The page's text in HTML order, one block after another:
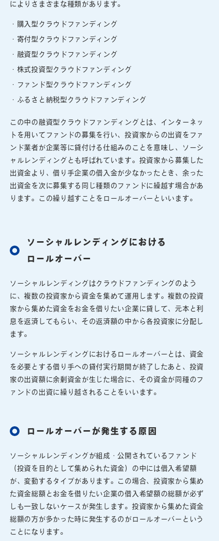
によりさまざまな種類があります。
・購入型クラウドファンディング
・寄付型クラウドファンディング
・融資型クラウドファンディング
・株式投資型クラウドファンディング
・ファンド型クラウドファンディング
・ふるさと納税型クラウドファンディング
この中の融資型クラウドファンディングとは、インターネッ
トを用いてファンドの募集を行い、投資家からの出資をファ
ンド業者が企業等に貸付ける仕組みのことを意味し、ソーシ
ャルレンディングとも呼ばれています。投資家から募集した
出資金より、借り手企業の借入金が少なかったとき、余った
出資金を次に募集する同じ種類のファンドに繰越す場合があ
ります。この繰り越すことをロールオーバーといいます。
ソーシャルレンディングにおける
ロールオーバー
ソーシャルレンディングはクラウドファンディングのよう
に、複数の投資家から資金を集めて運用します。複数の投資
家から集めた資金をお金を借りたい企業に貸して、元本と利
息を返済してもらい、その返済額の中から各投資家に分配し
ます。
ソーシャルレンディングにおけるロールオーバーとは、資金
を必要とする借り手への貸付実行期間が終了したあと、投資
家の出資額に余剰資金が生じた場合に、その資金が同種のフ
ァンドの出資に繰り越されることをいいます。
ロールオーバーが発生する原因
ソーシャルレンディングが組成・公開されているファンド
（投資を目的として集められた資金）の中には借入希望額
が、変動するタイプがあります。この場合、投資家から集め
た資金総額とお金を借りたい企業の借入希望額の総額が必ず
しも一致しないケースが発生します。投資家から集めた資金
総額の方が多かった時に発生するのがロールオーバーという
ことになります。